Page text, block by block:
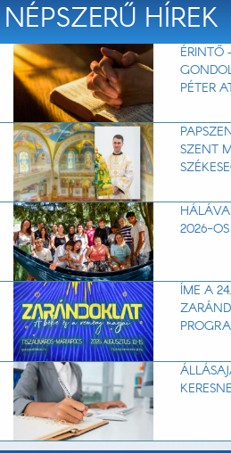
NÉPSZERŰ HÍREK
ÉRINTŐ
PÉTER
SZENT
2026-
ÍME A